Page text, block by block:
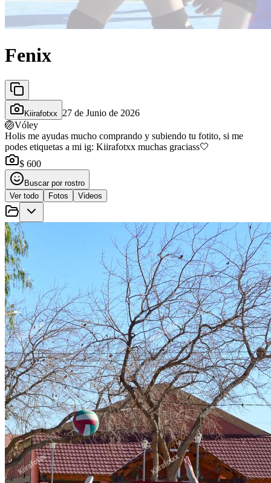
Fenix
Kiirafotxx
27 de Junio de 2026
🏐Vóley
Holis me ayudas mucho comprando y subiendo tu fotito, si me
podes etiquetas a mi ig: Kiirafotxx muchas graciass🤍
$ 600
Buscar por rostro
Ver todo
Fotos Videos